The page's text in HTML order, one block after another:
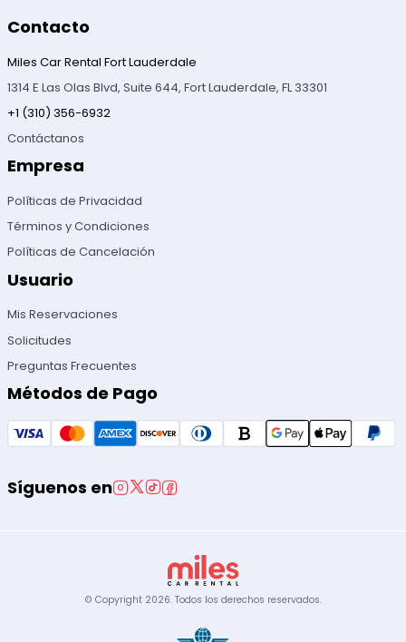
Contacto
Miles Car Rental Fort Lauderdale
1314 E Las Olas Blvd, Suite 644, Fort Lauderdale, FL 33301
+1 (310) 356-6932
Contáctanos
Empresa
Políticas de Privacidad
Términos y Condiciones
Políticas de Cancelación
Usuario
Mis Reservaciones
Solicitudes
Preguntas Frecuentes
Métodos de Pago
Síguenos en
© Copyright 2026. Todos los derechos reservados.